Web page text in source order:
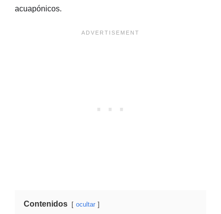
acuapónicos.
Contenidos ocultar